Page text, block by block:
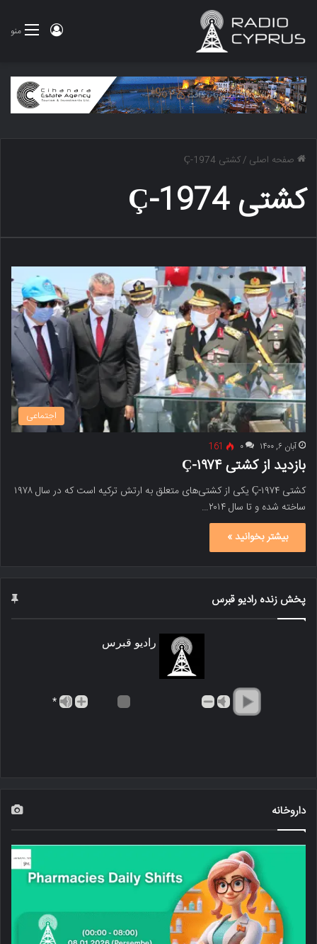
منو ورود
صفحه اصلی /کشتی Ç-1974
کشتی Ç-1974
اجتماعی
آبان ۶, ۱۴۰۰ ۰ 161
بازدید از کشتی Ç-۱۹۷۴
کشتی Ç-۱۹۷۴ یکی از کشتی‌های متعلق به ارتش ترکیه است که در سال ۱۹۷۸
ساخته شده و تا سال ۲۰۱۴…
بیشتر بخوانید »
پخش زنده رادیو قبرس
رادیو قبرس
*
داروخانه